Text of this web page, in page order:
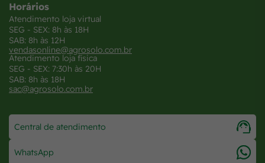
Horários
Atendimento loja virtual
SEG - SEX: 8h às 18H
SAB: 8h às 12H
vendasonline@agrosolo.com.br
Atendimento loja física
SEG - SEX: 7:30h às 20H
SAB: 8h às 18H
sac@agrosolo.com.br
Central de atendimento
WhatsApp